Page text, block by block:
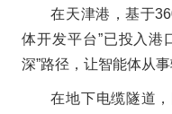
在天津港，基于
体开发平台”已投入港
深”路径，让智能体从
在地下电缆隧道